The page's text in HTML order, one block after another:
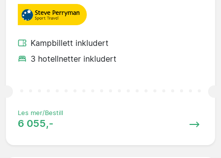
Kampbillett inkludert
3 hotellnetter inkludert
Les mer/Bestill
6 055,-